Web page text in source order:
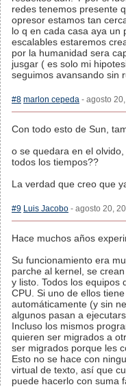
redes tenemos presente
opresor estamos tan
lo q en cada casa aya un
escalables estaremos
por la humanidad sera
jusgar ( es solo mi
seguimos avansando sin
#8 marlon cepeda - agosto
Con todo esto de Sun,
o se quedara en el
todos los tiempos??
La verdad que creo que
#9 Luis Jacobo - agosto 20,
Hace muchos años
Su funcionamiento era
parche al kernel, se
y listo. Todos los equipos
CPU. Si uno de ellos
automáticamente (y sin
algunos pasan a
Incluso los mismos
quieren ser migrados a
ser migrados porque les
Esto no se hace con
virtual de texto, así que
puede hacerlo con suma